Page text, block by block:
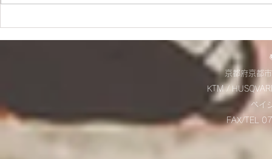
違いをご紹介‼
＊
京都府京都
KTM /
ベイ
FAX/TEL